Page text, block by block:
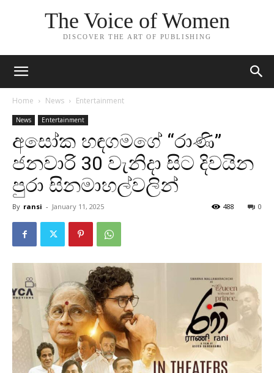
The Voice of Women
DISCOVER THE ART OF PUBLISHING
Home News Entertainment
News Entertainment
අසෝක හඳගමගේ “රාණි”
ජනවාරි 30 වැනිදා සිට දිවයින
පුරා සිනමාහල්වලින්
By ransi - January 11, 2025 0
488